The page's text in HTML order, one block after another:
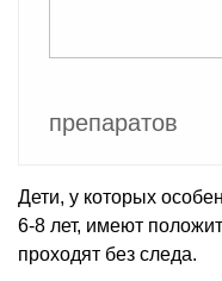
препаратов
Дети, у которых
6-8 лет, имеют
проходят без следа.